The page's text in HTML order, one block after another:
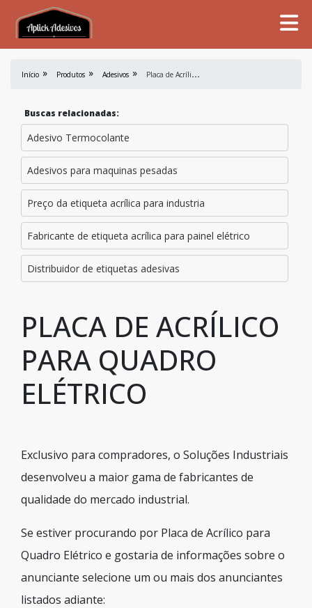
Início Produtos Adesivos P
laca de Acrílico para Quadro Elétrico
Buscas relacionadas:
Adesivo Termocolante
Adesivos para maquinas pesadas
Preço da etiqueta acrílica para industria
Fabricante de etiqueta acrílica para painel elétrico
Distribuidor de etiquetas adesivas
PLACA DE ACRÍLICO
PARA QUADRO
ELÉTRICO
Exclusivo para compradores, o Soluções Industriais
desenvolveu a maior gama de fabricantes de
qualidade do mercado industrial.
Se estiver procurando por Placa de Acrílico para
Quadro Elétrico e gostaria de informações sobre o
anunciante selecione um ou mais dos anunciantes
listados adiante: